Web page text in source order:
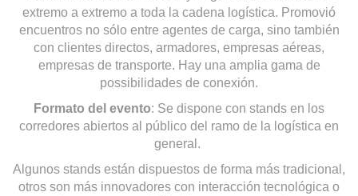
extremo a extremo a toda la cadena logística. Promovió
encuentros no sólo entre agentes de carga, sino también
con clientes directos, armadores, empresas aéreas,
empresas de transporte. Hay una amplia gama de
possibilidades de conexión.
Formato del evento: Se dispone con stands en los
corredores abiertos al público del ramo de la logística en
general.
Algunos stands están dispuestos de forma más tradicional,
otros son más innovadores con interacción tecnológica o